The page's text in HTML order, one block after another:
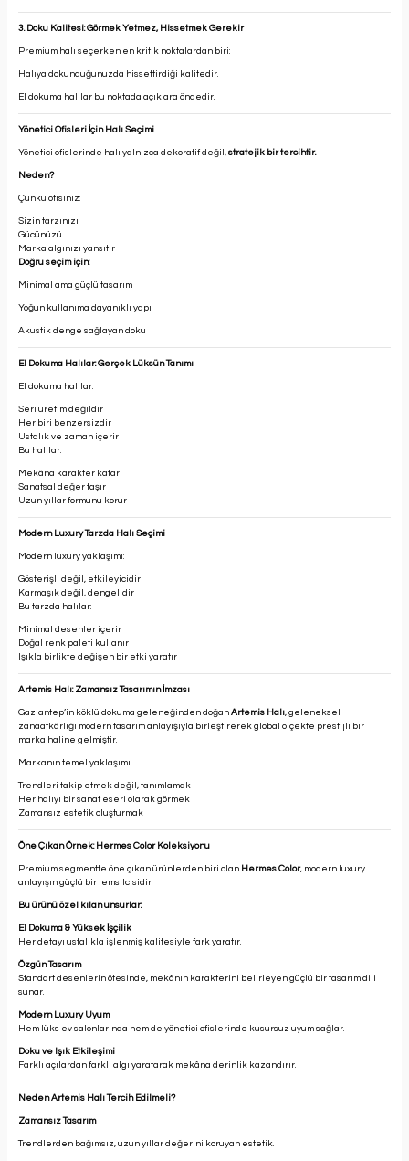
3. Doku Kalitesi: Görmek Yetmez, Hissetmek Gerekir
Premium halı seçerken en kritik noktalardan biri:
Halıya dokunduğunuzda hissettirdiği kalitedir.
El dokuma halılar bu noktada açık ara öndedir.
Yönetici Ofisleri İçin Halı Seçimi
Yönetici ofislerinde halı yalnızca dekoratif değil, stratejik bir tercihtir.
Neden?
Çünkü ofisiniz:
Sizin tarzınızı
Gücünüzü
Marka algınızı yansıtır
Doğru seçim için:
Minimal ama güçlü tasarım
Yoğun kullanıma dayanıklı yapı
Akustik denge sağ layan doku
El Dokuma Halılar: Gerçek Lüksün Tanımı
El dokuma halılar:
Seri üretim değildir
Her biri benzersizdir
Ustalık ve zaman içerir
Bu halılar:
Mekâna karakter katar
Sanatsal değer taşır
Uzun yıllar formunu korur
Modern Luxury Tarzda Halı Seçimi
Modern luxury yaklaşımı:
Gösterişli değil, etkileyicidir
Karmaşık değil, dengelidir
Bu tarzda halılar:
Minimal desenler içerir
Doğal renk paleti kullanır
Işıkla birlikte değişen bir etki yaratır
Artemis Halı: Zamansız Tasarımın İmzası
Gaziantep’in köklü dokuma geleneğinden doğan Artemis Halı, geleneksel
zanaatkârlığı modern tasarım anlayışıyla birleştirerek global ölçekte prestijli bir
marka haline gelmiştir.
Markanın temel yaklaşımı:
Trendleri takip etmek değil, tanımlamak
Her halıyı bir sanat eseri olarak görmek
Zamansız estetik oluşturmak
Öne Çıkan Örnek: Hermes Color Koleksiyonu
Premium segmentte öne çıkan ürünlerden biri olan Hermes Color, modern luxury
anlayışın güçlü bir temsilcisidir.
Bu ürünü özel kılan unsurlar:
El Dokuma & Yüksek İşçilik
Her detayı ustalıkla işlenmiş kalitesiyle fark yaratır.
Özgün Tasarım
Standart desenlerin ötesinde, mekânın karakterini belirleyen güçlü bir tasarım dili
sunar.
Modern Luxury Uyum
Hem lüks ev salonlarında hem de yönetici ofislerinde kusursuz uyum sağlar.
Doku ve Işık Etkileşimi
Farklı açılardan farklı algı yaratarak mekâna derinlik kazandırır.
Neden Artemis Halı Tercih Edilmeli?
Zamansız Tasarım
Trendlerden bağımsız, uzun yıllar değerini koruyan estetik.